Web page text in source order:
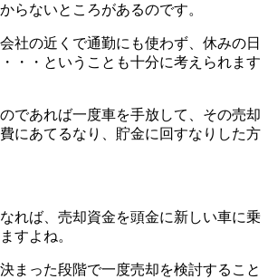
らないところがあるのです。
社の近くで通勤にも使わず、休みの日
・・ということも十分に考えられます
であれば一度車を手放して、その売却
にあてるなり、貯金に回すなりした方
れば、売却資金を頭金に新しい車に乗
すよね。
まった段階で一度売却を検討すること